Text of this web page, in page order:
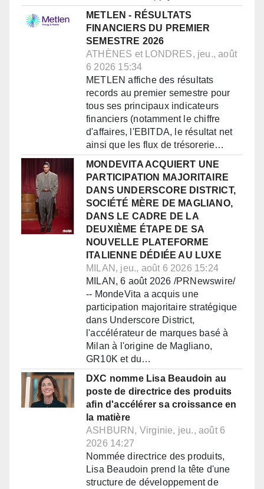
METLEN - RÉSULTATS
FINANCIERS DU PREMIER
SEMESTRE 2026
ATHÈNES et LONDRES, jeu., août
6 2026 15:34
METLEN affiche des résultats
records au premier semestre pour
tous ses principaux indicateurs
financiers (notamment le chiffre
d'affaires, l'EBITDA, le résultat net
ainsi que les flux de trésorerie…
MONDEVITA ACQUIERT UNE
PARTICIPATION MAJORITAIRE
DANS UNDERSCORE DISTRICT,
SOCIÉTÉ MÈRE DE MAGLIANO,
DANS LE CADRE DE LA
DEUXIÈME ÉTAPE DE SA
NOUVELLE PLATEFORME
ITALIENNE DÉDIÉE AU LUXE
MILAN, jeu., août 6 2026 15:24
MILAN, 6 août 2026 /PRNewswire/
-- MondeVita a acquis une
participation majoritaire stratégique
dans Underscore District,
l'accélérateur de marques basé à
Milan à l'origine de Magliano,
GR10K et du…
DXC nomme Lisa Beaudoin au
poste de directrice des produits
afin d'accélérer sa croissance en
la matière
ASHBURN, Virginie, jeu., août 6
2026 14:27
Nommée directrice des produits,
Lisa Beaudoin prend la tête d'une
structure de développement de